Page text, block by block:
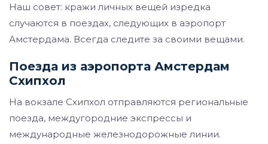
Наш совет: кражи личных вещей изредка
случаются в поездах, следующих в аэропорт
Амстердама. Всегда следите за своими вещами.
Поезда из аэропорта Амстердам
Схипхол
На вокзале Схипхол отправляются региональные
поезда, междугородние экспрессы и
международные железнодорожные линии.